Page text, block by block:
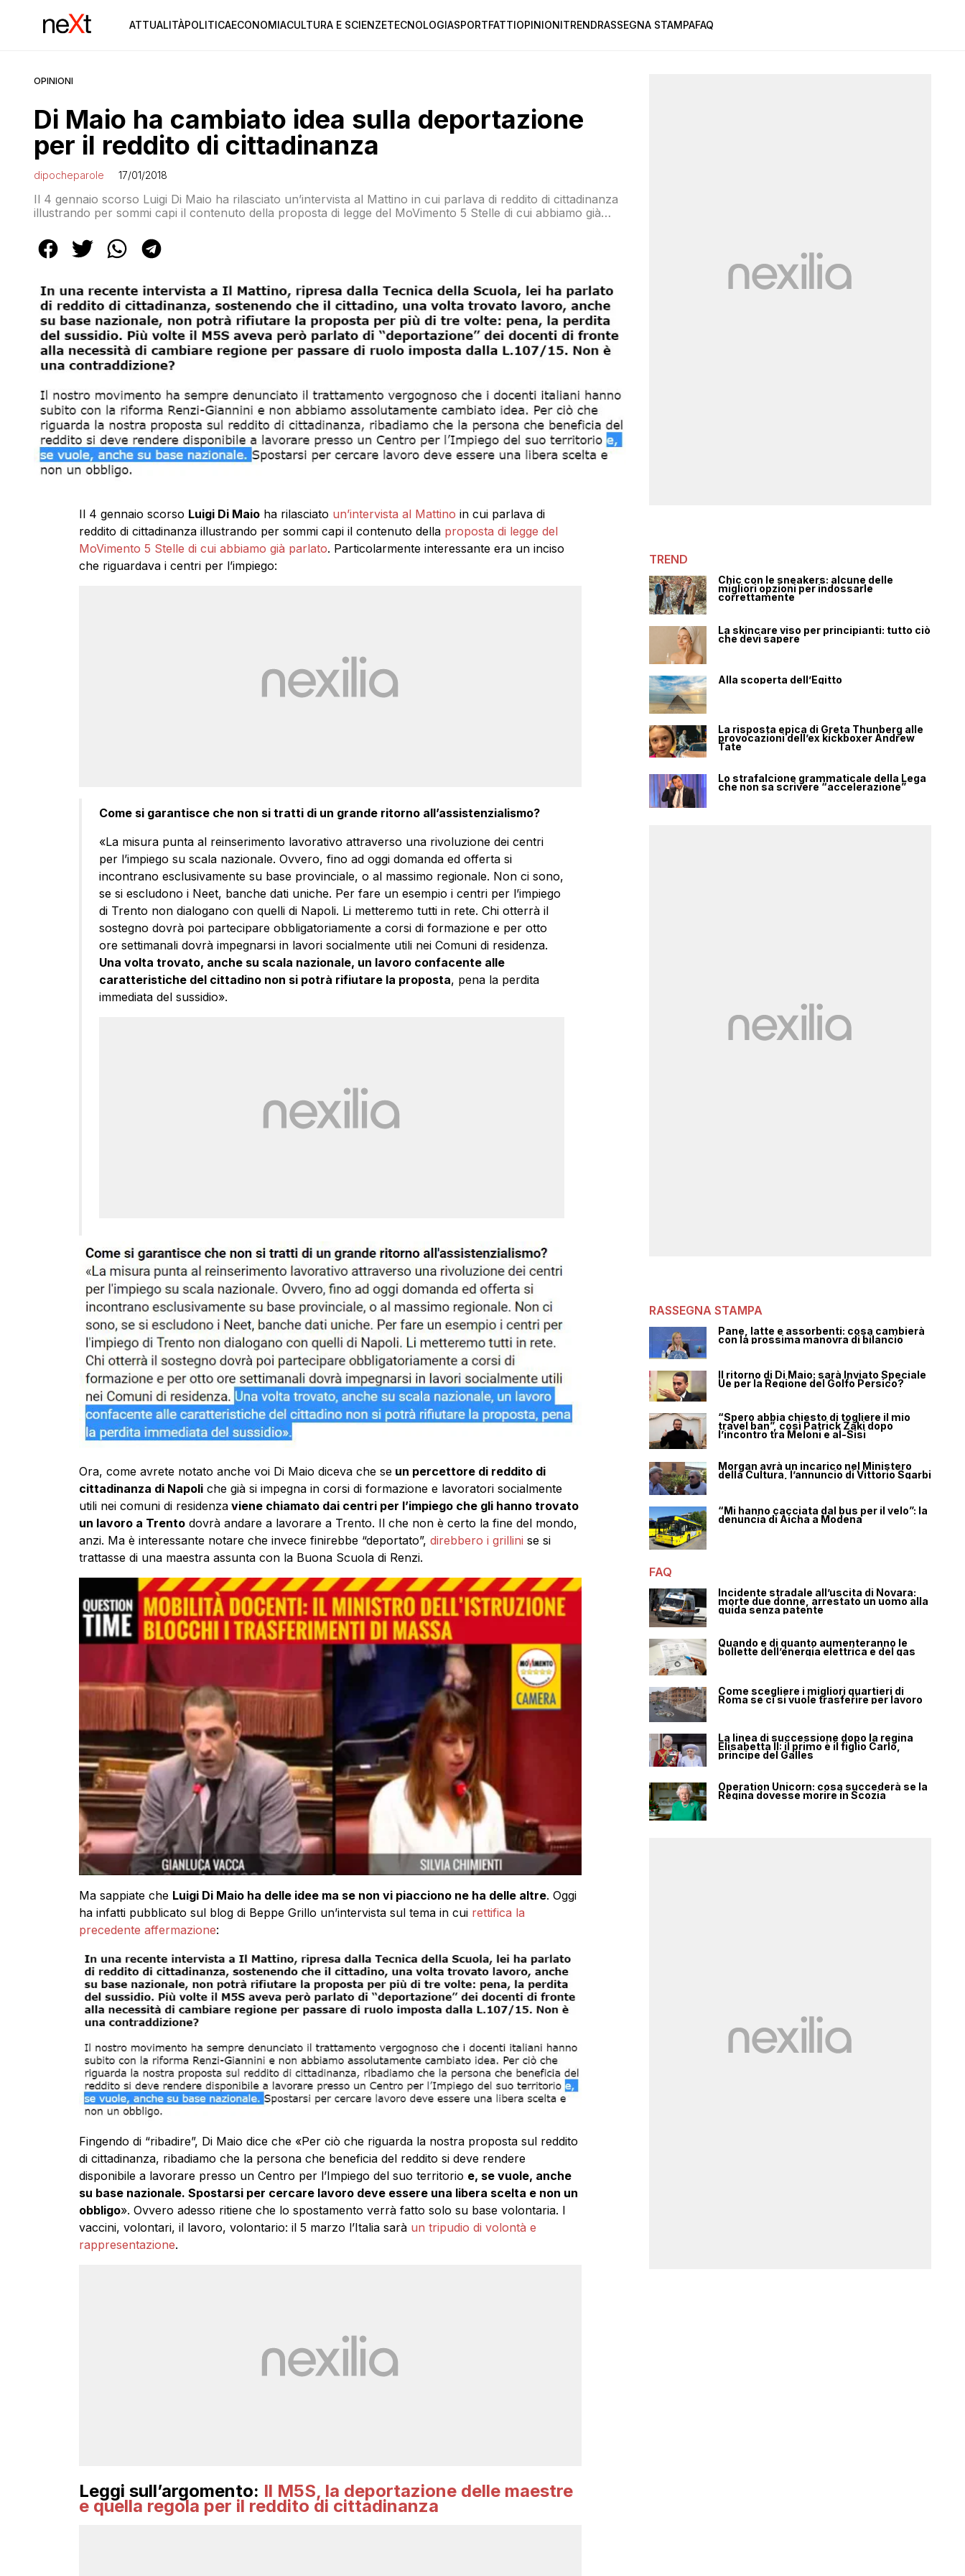
ATTUALITÀPOLITICAECONOMIACULTURA E SCIENZETECNOLOGIASPORTFATTIOPINIONITRENDRASSEGNA STAMPAFAQ
OPINIONI
Di Maio ha cambiato idea sulla deportazione
per il reddito di cittadinanza
dipocheparole 17/01/2018
Il 4 gennaio scorso Luigi Di Maio ha rilasciato un’intervista al Mattino in cui parlava di reddito di cittadinanza
illustrando per sommi capi il contenuto della proposta di legge del MoVimento 5 Stelle di cui abbiamo già
che non si […]
Il 4 gennaio scorso Luigi Di Maioha rilasciato un’intervista al Mattino in cui parlava di
reddito di cittadinanza illustrando per sommi capi il contenuto della proposta di legge del
MoVimento 5 Stelle di cui abbiamo già parlato. Particolarmente interessante era un inciso
che riguardava i centri per l’impiego:
Come si garantisce che non si tratti di un grande ritorno all’assistenzialismo?
«La misura punta al reinserimento lavorativo attraverso una rivoluzione dei centri
per l’impiego su scala nazionale. Ovvero, fino ad oggi domanda ed offerta si
incontrano esclusivamente su base provinciale, o al massimo regionale. Non ci sono,
se si escludono i Neet, banche dati uniche. Per fare un esempio i centri per l’impiego
di Trento non dialogano con quelli di Napoli. Li metteremo tutti in rete. Chi otterrà il
sostegno dovrà poi partecipare obbligatoriamente a corsi di formazione e per otto
ore settimanali dovrà impegnarsi in lavori socialmente utili nei Comuni di residenza.
Una volta trovato, anche su scala nazionale, un lavoro confacente alle
caratteristiche del cittadino non si potrà rifiutare la proposta, pena la perdita
immediata del sussidio».
Ora, come avrete notato anche voi Di Maio diceva che seun percettore di reddito di
cittadinanza di Napoliche già si impegna in corsi di formazione e lavoratori socialmente
utili nei comuni di residenzaviene chiamato dai centri per l’impiego che gli hanno trovato
un lavoro a Trentodovrà andare a lavorare a Trento. Il che non è certo la fine del mondo,
anzi. Ma è interessante notare che invece finirebbe “deportato”, direbbero i grillini se si
trattasse di una maestra assunta con la Buona Scuola di Renzi.
Ma sappiate che Luigi Di Maio ha delle idee ma se non vi piacciono ne ha delle altre. Oggi
ha infatti pubblicato sul blog di Beppe Grillo un’intervista sul tema in cuirettifica la
precedente affermazione:
Fingendo di “ribadire”, Di Maio dice che «Per ciò che riguarda la nostra proposta sul reddito
di cittadinanza, ribadiamo che la persona che beneficia del reddito si deve rendere
disponibile a lavorare presso un Centro per l’Impiego del suo territorio e, se vuole, anche
su base nazionale. Spostarsi per cercare lavoro deve essere una libera scelta e non un
obbligo». Ovvero adesso ritiene che lo spostamento verrà fatto solo su base volontaria. I
vaccini, volontari, il lavoro, volontario: il 5 marzo l’Italia sarà un tripudio di volontà e
rappresentazione.
Leggi sull’argomento: Il M5S, la deportazione delle maestre
e quella regola per il reddito di cittadinanza
TREND
Chic con le sneakers: alcune delle
migliori opzioni per indossarle
correttamente
La skincare viso per principianti: tutto ciò
che devi sapere
Alla scoperta dell’Egitto
La risposta epica di Greta Thunberg alle
provocazioni dell’ex kickboxer Andrew
Tate
Lo strafalcione grammaticale della Lega
che non sa scrivere “accelerazione”
RASSEGNA STAMPA
Pane, latte e assorbenti: cosa cambierà
con la prossima manovra di bilancio
Il ritorno di Di Maio: sarà Inviato Speciale
Ue per la Regione del Golfo Persico?
“Spero abbia chiesto di togliere il mio
travel ban”, così Patrick Zaki dopo
l’incontro tra Meloni e al-Sisi
Morgan avrà un incarico nel Ministero
della Cultura, l’annuncio di Vittorio Sgarbi
“Mi hanno cacciata dal bus per il velo”: la
denuncia di Aicha a Modena
FAQ
Incidente stradale all’uscita di Novara:
morte due donne, arrestato un uomo alla
guida senza patente
Quando e di quanto aumenteranno le
bollette dell’energia elettrica e del gas
Come scegliere i migliori quartieri di
Roma se ci si vuole trasferire per lavoro
La linea di successione dopo la regina
Elisabetta II: il primo è il figlio Carlo,
principe del Galles
Operation Unicorn: cosa succederà se la
Regina dovesse morire in Scozia